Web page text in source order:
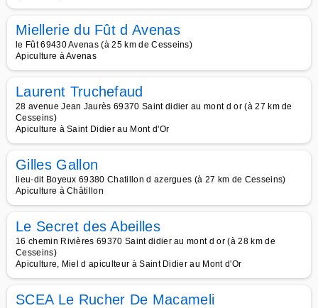
Miellerie du Fût d Avenas
le Fût 69430 Avenas (à 25 km de Cesseins)
Apiculture à Avenas
Laurent Truchefaud
28 avenue Jean Jaurès 69370 Saint didier au mont d or (à 27 km de
Cesseins)
Apiculture à Saint Didier au Mont d'Or
Gilles Gallon
lieu-dit Boyeux 69380 Chatillon d azergues (à 27 km de Cesseins)
Apiculture à Châtillon
Le Secret des Abeilles
16 chemin Rivières 69370 Saint didier au mont d or (à 28 km de
Cesseins)
Apiculture, Miel d apiculteur à Saint Didier au Mont d'Or
SCEA Le Rucher De Macameli